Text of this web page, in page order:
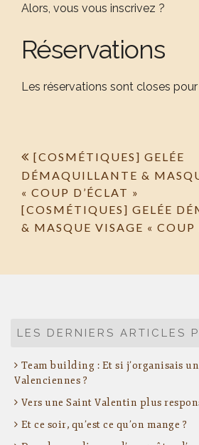
Alors, vous vous inscrivez ?
Réservations
Les réservations sont closes
Navigation
de
l’article
[COSMÉTIQUES] GELÉE
DÉMAQUILLANTE &
« COUP D’ÉCLAT »
[COSMÉTIQUES] GELÉE
& MASQUE VISAGE « COUP
LES DERNIERS ARTICLES
Team building : Et si j’organisais
Valenciennes ?
Vers une Saint Valentin plus
Et ce soir, qu’est ce qu’on mange ?